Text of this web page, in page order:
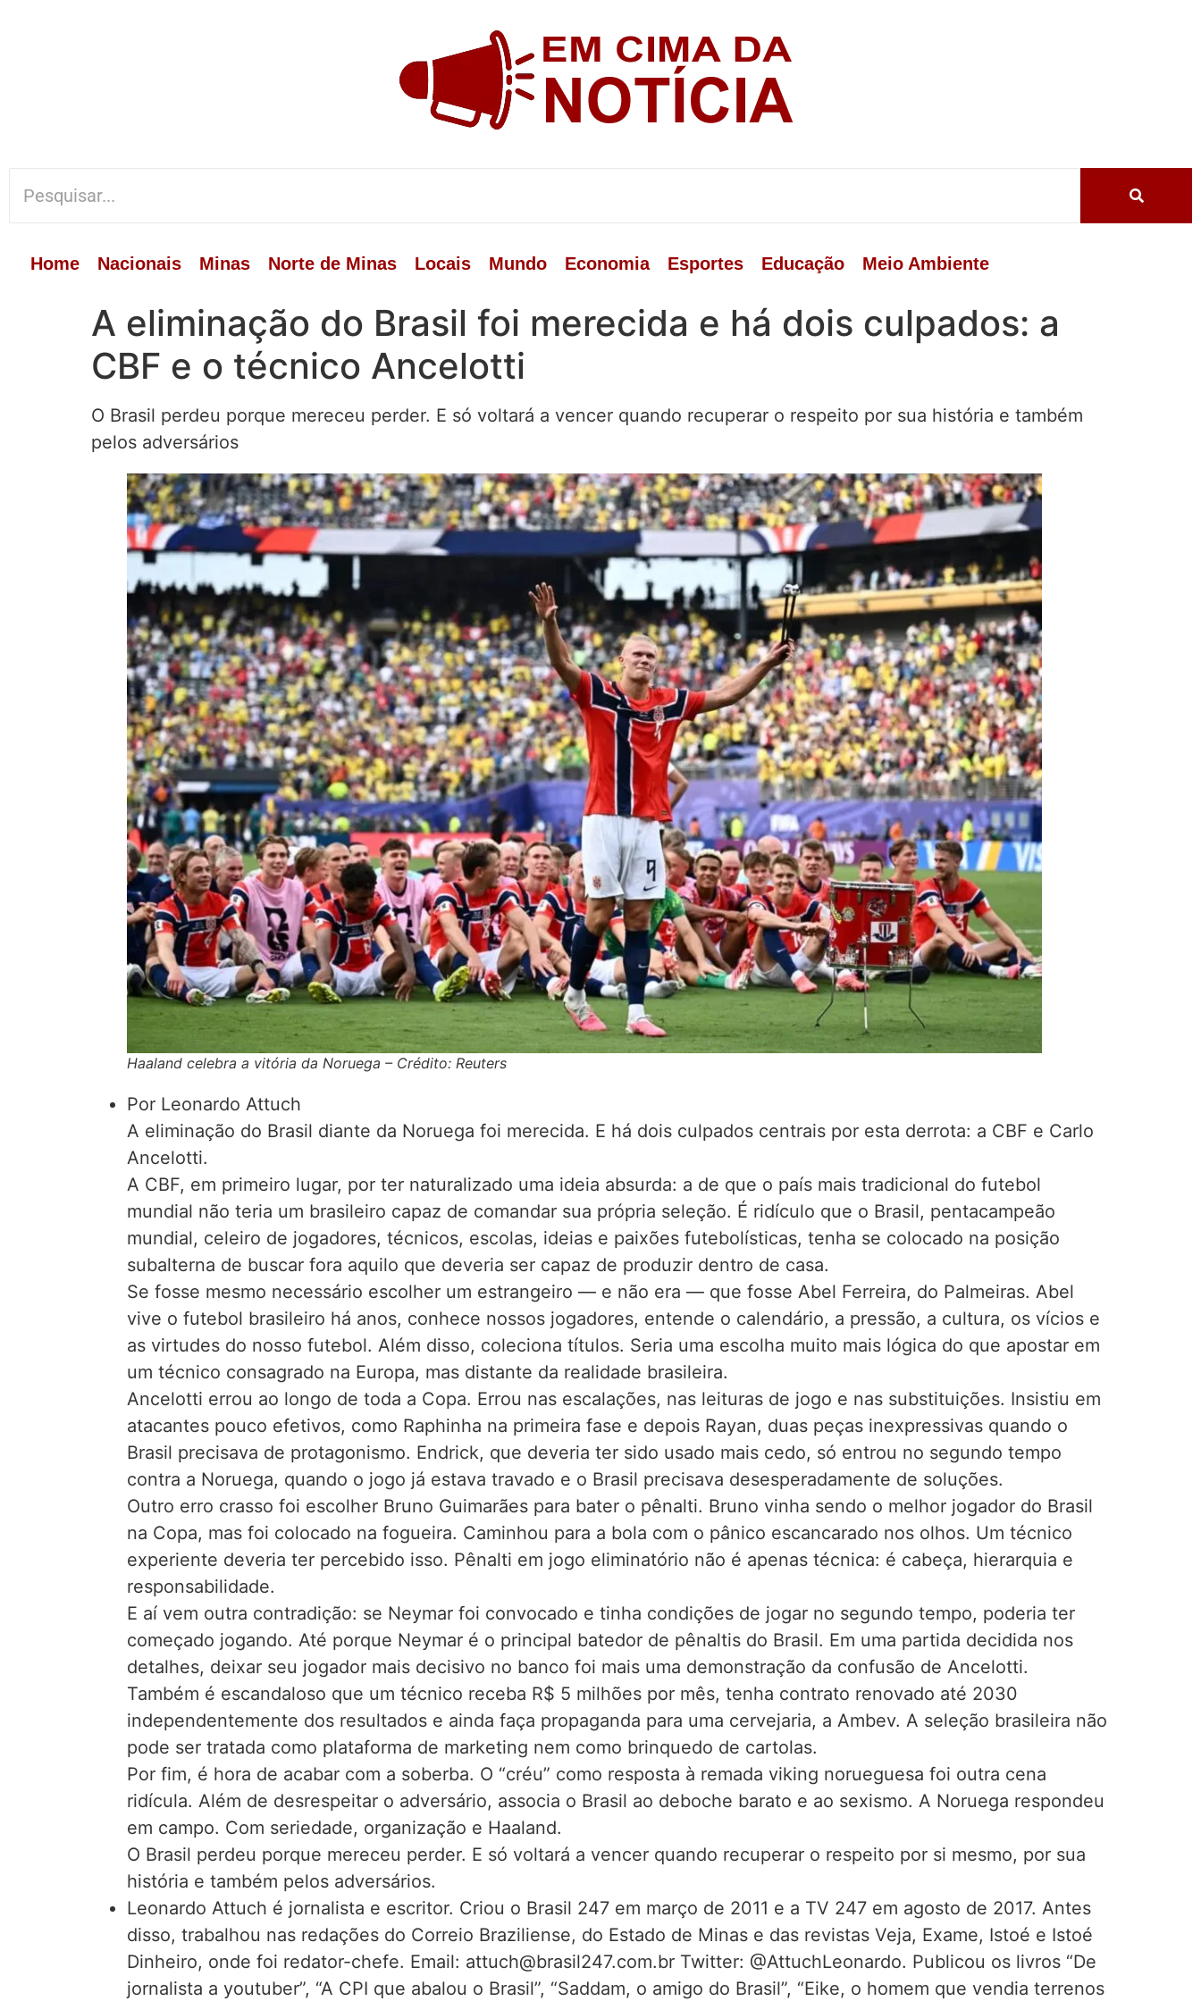
Home Nacionais Minas Norte de Minas Locais Mundo Economia Esportes Educação Meio Ambiente
A eliminação do Brasil foi merecida e há dois culpados: a
CBF e o técnico Ancelotti
O Brasil perdeu porque mereceu perder. E só voltará a vencer quando recuperar o respeito por sua história e também
pelos adversários
Haaland celebra a vitória da Noruega – Crédito: Reuters
Por Leonardo Attuch
A eliminação do Brasil diante da Noruega foi merecida. E há dois culpados centrais por esta derrota: a CBF e Carlo
Ancelotti.
A CBF, em primeiro lugar, por ter naturalizado uma ideia absurda: a de que o país mais tradicional do futebol
mundial não teria um brasileiro capaz de comandar sua própria seleção. É ridículo que o Brasil, pentacampeão
mundial, celeiro de jogadores, técnicos, escolas, ideias e paixões futebolísticas, tenha se colocado na posição
subalterna de buscar fora aquilo que deveria ser capaz de produzir dentro de casa.
Se fosse mesmo necessário escolher um estrangeiro — e não era — que fosse Abel Ferreira, do Palmeiras. Abel
vive o futebol brasileiro há anos, conhece nossos jogadores, entende o calendário, a pressão, a cultura, os vícios e
as virtudes do nosso futebol. Além disso, coleciona títulos. Seria uma escolha muito mais lógica do que apostar em
um técnico consagrado na Europa, mas distante da realidade brasileira.
Ancelotti errou ao longo de toda a Copa. Errou nas escalações, nas leituras de jogo e nas substituições. Insistiu em
atacantes pouco efetivos, como Raphinha na primeira fase e depois Rayan, duas peças inexpressivas quando o
Brasil precisava de protagonismo. Endrick, que deveria ter sido usado mais cedo, só entrou no segundo tempo
contra a Noruega, quando o jogo já estava travado e o Brasil precisava desesperadamente de soluções.
Outro erro crasso foi escolher Bruno Guimarães para bater o pênalti. Bruno vinha sendo o melhor jogador do Brasil
na Copa, mas foi colocado na fogueira. Caminhou para a bola com o pânico escancarado nos olhos. Um técnico
experiente deveria ter percebido isso. Pênalti em jogo eliminatório não é apenas técnica: é cabeça, hierarquia e
responsabilidade.
E aí vem outra contradição: se Neymar foi convocado e tinha condições de jogar no segundo tempo, poderia ter
começado jogando. Até porque Neymar é o principal batedor de pênaltis do Brasil. Em uma partida decidida nos
detalhes, deixar seu jogador mais decisivo no banco foi mais uma demonstração da confusão de Ancelotti.
Também é escandaloso que um técnico receba R$ 5 milhões por mês, tenha contrato renovado até 2030
independentemente dos resultados e ainda faça propaganda para uma cervejaria, a Ambev. A seleção brasileira não
pode ser tratada como plataforma de marketing nem como brinquedo de cartolas.
Por fim, é hora de acabar com a soberba. O “créu” como resposta à remada viking norueguesa foi outra cena
ridícula. Além de desrespeitar o adversário, associa o Brasil ao deboche barato e ao sexismo. A Noruega respondeu
em campo. Com seriedade, organização e Haaland.
O Brasil perdeu porque mereceu perder. E só voltará a vencer quando recuperar o respeito por si mesmo, por sua
história e também pelos adversários.
Leonardo Attuch é jornalista e escritor. Criou o Brasil 247 em março de 2011 e a TV 247 em agosto de 2017. Antes
disso, trabalhou nas redações do Correio Braziliense, do Estado de Minas e das revistas Veja, Exame, Istoé e Istoé
Dinheiro, onde foi redator-chefe. Email: attuch@brasil247.com.br Twitter: @AttuchLeonardo. Publicou os livros “De
jornalista a youtuber”, “A CPI que abalou o Brasil”, “Saddam, o amigo do Brasil”, “Eike, o homem que vendia terrenos